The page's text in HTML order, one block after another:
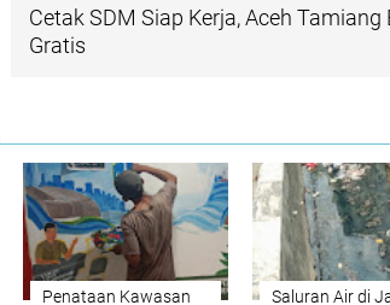
Cetak SDM Siap Kerja, Aceh
Gratis
Penataan Kawasan
Saluran Air di